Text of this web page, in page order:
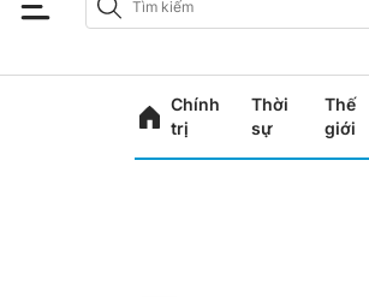
Chính
trị
Thời
sự
Thế
giới